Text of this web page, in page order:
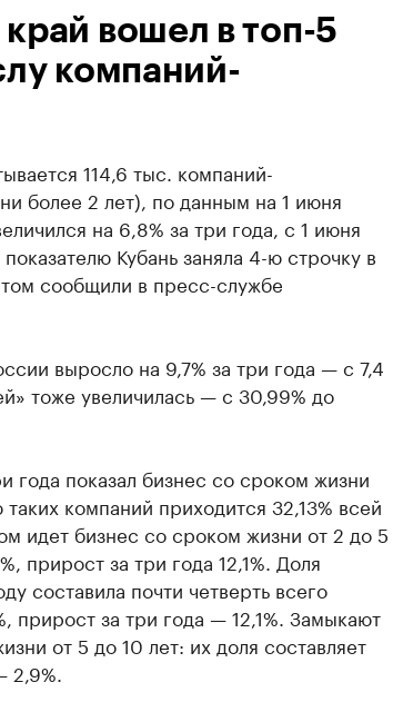
вошел в топ-5
компаний-
114,6 тыс. компаний-
более 2 лет), по данным на 1 июня
на 6,8% за три года, с 1 июня
Кубань заняла 4-ю строчку в
сообщили в пресс-службе
выросло на 9,7% за три года — с 7,4
тоже увеличилась — с 30,99% до
года показал бизнес со сроком жизни
компаний приходится 32,13% всей
идет бизнес со сроком жизни от 2 до 5
прирост за три года 12,1%. Доля
составила почти четверть всего
прирост за три года — 12,1%. Замыкают
от 5 до 10 лет: их доля составляет
2,9%.